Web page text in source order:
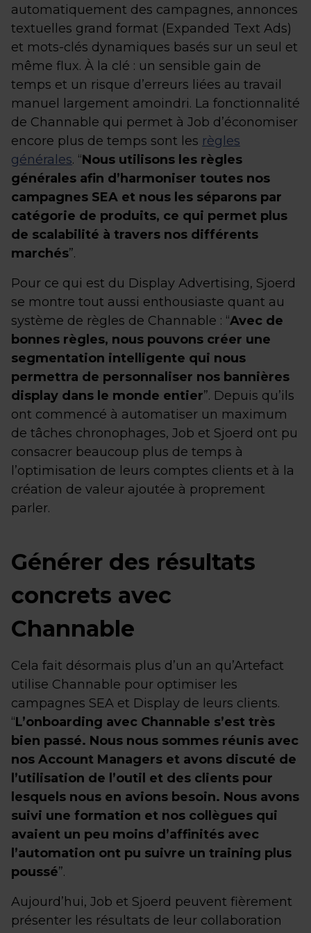
automatiquement des campagnes, annonces
textuelles grand format (Expanded Text Ads)
et mots-clés dynamiques basés sur un seul et
même flux. À la clé : un sensible gain de
temps et un risque d’erreurs liées au travail
manuel largement amoindri. La fonctionnalité
de Channable qui permet à Job d’économiser
encore plus de temps sont les règles
générales. “Nous utilisons les règles
générales afin d’harmoniser toutes nos
campagnes SEA et nous les séparons par
catégorie de produits, ce qui permet plus
de scalabilité à travers nos différents
marchés”.
Pour ce qui est du Display Advertising, Sjoerd
se montre tout aussi enthousiaste quant au
système de règles de Channable : “Avec de
bonnes règles, nous pouvons créer une
segmentation intelligente qui nous
permettra de personnaliser nos bannières
display dans le monde entier”. Depuis qu’ils
ont commencé à automatiser un maximum
de tâches chronophages, Job et Sjoerd ont pu
consacrer beaucoup plus de temps à
l’optimisation de leurs comptes clients et à la
création de valeur ajoutée à proprement
parler.
Générer des résultats
concrets avec
Channable
Cela fait désormais plus d’un an qu’Artefact
utilise Channable pour optimiser les
campagnes SEA et Display de leurs clients.
“L’onboarding avec Channable s’est très
bien passé. Nous nous sommes réunis avec
nos Account Managers et avons discuté de
l’utilisation de l’outil et des clients pour
lesquels nous en avions besoin. Nous avons
suivi une formation et nos collègues qui
avaient un peu moins d’affinités avec
l’automation ont pu suivre un training plus
poussé”.
Aujourd’hui, Job et Sjoerd peuvent fièrement
présenter les résultats de leur collaboration